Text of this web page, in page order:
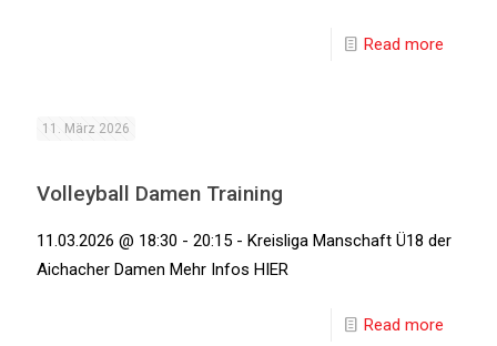
Read more
11. März 2026
Volleyball Damen Training
11.03.2026 @ 18:30 - 20:15 - Kreisliga Manschaft Ü18 der
Aichacher Damen Mehr Infos HIER
Read more